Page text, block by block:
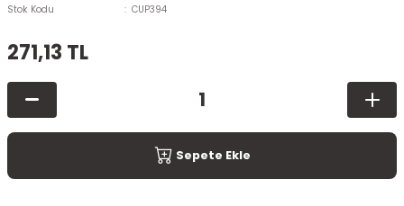
Stok Kodu
CUP394
271,13 TL
Sepete Ekle